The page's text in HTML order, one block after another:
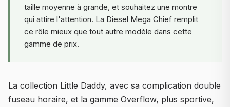
taille moyenne à grande, et souhaitez une montre
qui attire l'attention. La Diesel Mega Chief remplit
ce rôle mieux que tout autre modèle dans cette
gamme de prix.
La collection Little Daddy, avec sa complication double
fuseau horaire, et la gamme Overflow, plus sportive,